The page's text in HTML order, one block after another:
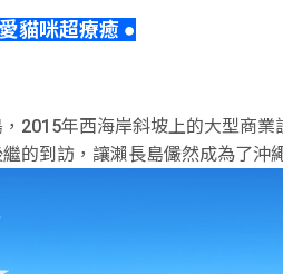
貓咪超療癒 ●
2015年西海岸斜坡上的大型商
的到訪，讓瀨長島儼然成為了沖